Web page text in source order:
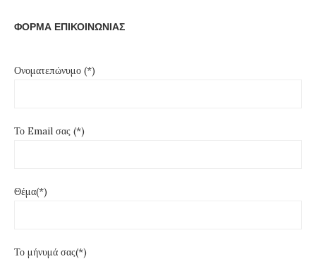
ΦΟΡΜΑ ΕΠΙΚΟΙΝΩΝΙΑΣ
Ονοματεπώνυμο (*)
Το Email σας (*)
Θέμα(*)
Το μήνυμά σας(*)